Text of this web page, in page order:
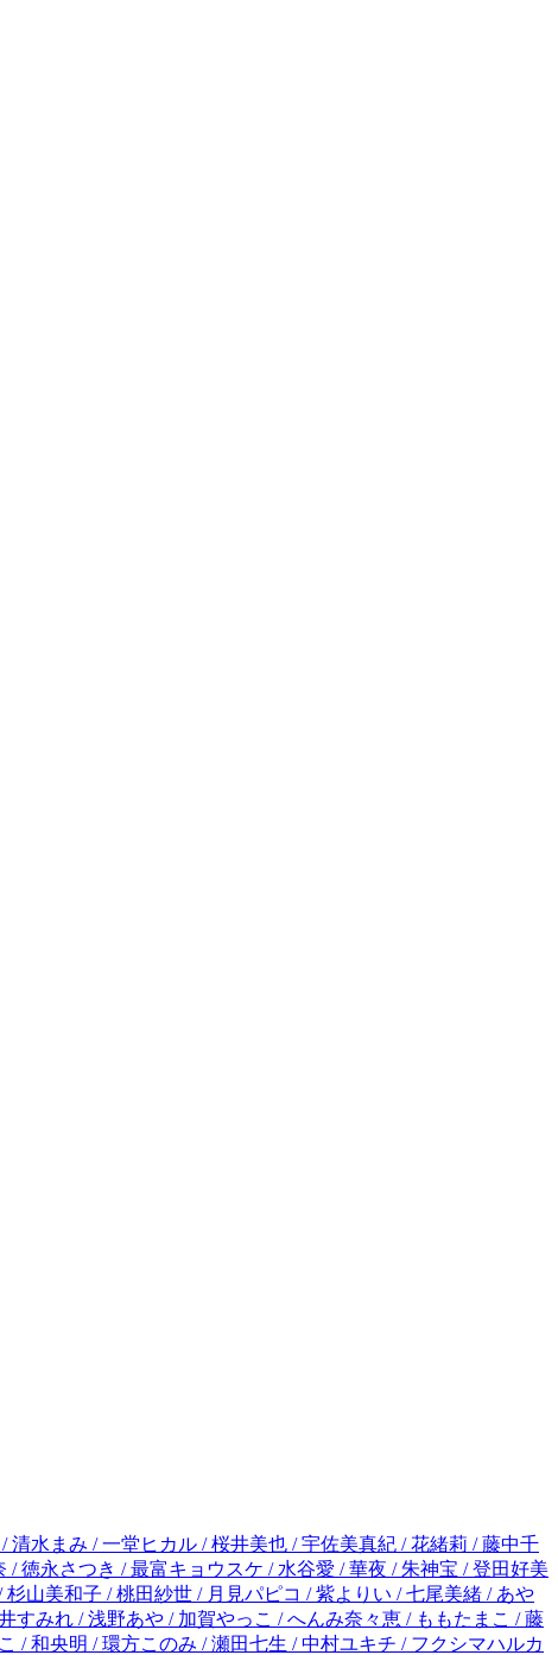
くのえ / 川上ちひろ / 桃井すみれ / 浅野あや / 加賀やっこ / へんみ奈々恵 / ももたまこ / 藤緒あい / 朝田とも / 八谷くみ / 冬織透真 / 藤生ナミ / 島袋ユミ / 田村ことゆ / ちより / 関なつみ / 新めぐみ / 能登山けいこ / 和央明 / 環方このみ / 瀬田七生 / 中村ユキチ / フクシマハルカ / とりの綾華 / かのと咲来 / 長谷川さわ / 春瀬花香 / たむら紗知